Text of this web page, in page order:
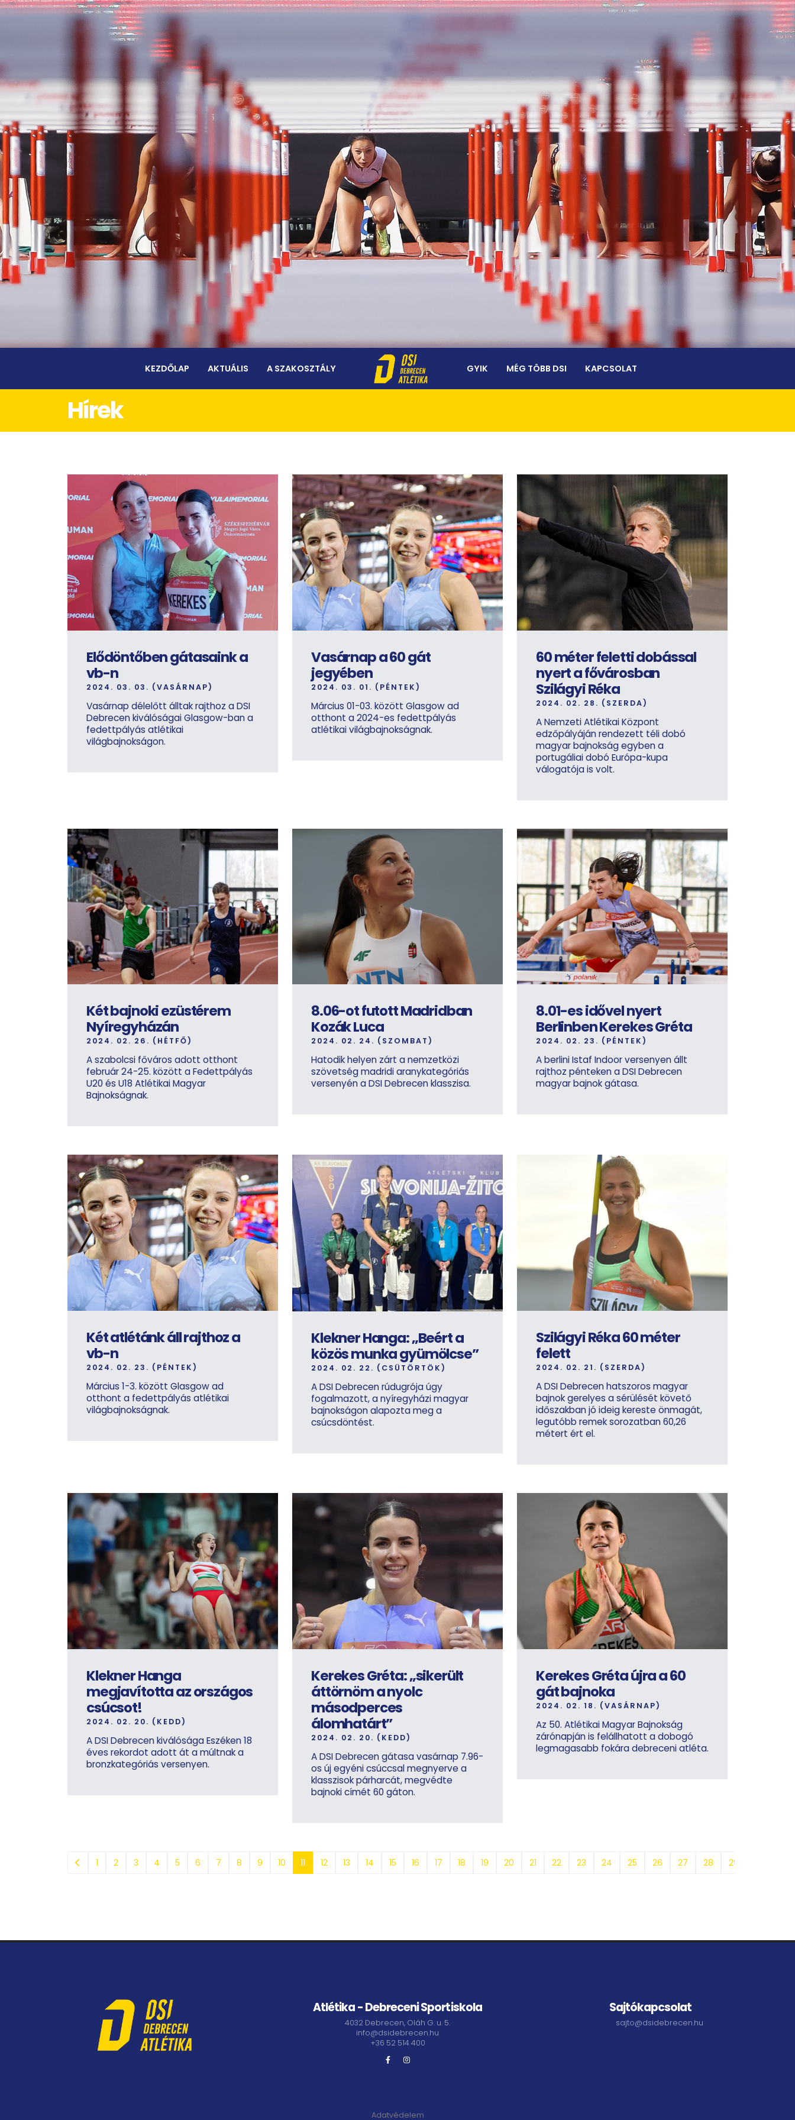
KEZDŐLAP AKTUÁLIS A SZAKOSZTÁLY GYIK MÉG TÖBB DSI KAPCSOLAT
Hírek
Elődöntőben gátasaink a
vb-n
2024. 03. 03. (VASÁRNAP)
Vasárnap délelőtt álltak rajthoz a DSI
Debrecen kiválóságai Glasgow-ban a
fedettpályás atlétikai
világbajnokságon.
Vasárnap a 60 gát
jegyében
2024. 03. 01. (PÉNTEK)
Március 01-03. között Glasgow ad
otthont a 2024-es fedettpályás
atlétikai világbajnokságnak.
60 méter feletti dobással
nyert a fővárosban
Szilágyi Réka
2024. 02. 28. (SZERDA)
A Nemzeti Atlétikai Központ
edzőpályáján rendezett téli dobó
magyar bajnokság egyben a
portugáliai dobó Európa-kupa
válogatója is volt.
Két bajnoki ezüstérem
Nyíregyházán
2024. 02. 26. (HÉTFŐ)
A szabolcsi főváros adott otthont
február 24-25. között a Fedettpályás
U20 és U18 Atlétikai Magyar
Bajnokságnak.
8.06-ot futott Madridban
Kozák Luca
2024. 02. 24. (SZOMBAT)
Hatodik helyen zárt a nemzetközi
szövetség madridi aranykategóriás
versenyén a DSI Debrecen klasszisa.
8.01-es idővel nyert
Berlinben Kerekes Gréta
2024. 02. 23. (PÉNTEK)
A berlini Istaf Indoor versenyen állt
rajthoz pénteken a DSI Debrecen
magyar bajnok gátasa.
Két atlétánk áll rajthoz a
vb-n
2024. 02. 23. (PÉNTEK)
Március 1-3. között Glasgow ad
otthont a fedettpályás atlétikai
világbajnokságnak.
Klekner Hanga: „Beért a
közös munka gyümölcse”
2024. 02. 22. (CSÜTÖRTÖK)
A DSI Debrecen rúdugrója úgy
fogalmazott, a nyíregyházi magyar
bajnokságon alapozta meg a
csúcsdöntést.
Szilágyi Réka 60 méter
felett
2024. 02. 21. (SZERDA)
A DSI Debrecen hatszoros magyar
bajnok gerelyes a sérülését követő
időszakban jó ideig kereste önmagát,
legutóbb remek sorozatban 60,26
métert ért el.
Klekner Hanga
megjavította az országos
csúcsot!
2024. 02. 20. (KEDD)
A DSI Debrecen kiválósága Eszéken 18
éves rekordot adott át a múltnak a
bronzkategóriás versenyen.
Kerekes Gréta: „sikerült
áttörnöm a nyolc
másodperces
álomhatárt”
2024. 02. 20. (KEDD)
A DSI Debrecen gátasa vasárnap 7.96-
os új egyéni csúccsal megnyerve a
klasszisok párharcát, megvédte
bajnoki címét 60 gáton.
Kerekes Gréta újra a 60
gát bajnoka
2024. 02. 18. (VASÁRNAP)
Az 50. Atlétikai Magyar Bajnokság
zárónapján is felállhatott a dobogó
legmagasabb fokára debreceni atléta.
1 2 3 4 5 6 7 8 9 10 11 12 13 14 15 16 17 18 19 20 21 22 23 24 25 26 27 28 29
Atlétika - Debreceni Sportiskola
4032 Debrecen, Oláh G. u. 5.
info@dsidebrecen.hu
+36 52 514 400
Sajtókapcsolat
sajto@dsidebrecen.hu
Adatvédelem